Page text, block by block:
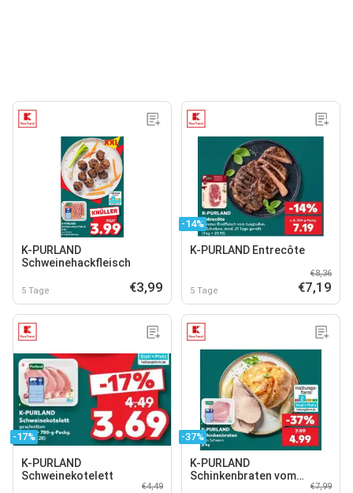
K-PURLAND
Schweinehackfleisch
5 Tage €3,99
-14%
K-PURLAND Entrecôte
5 Tage
€8,36
€7,19
-17%
K-PURLAND
Schweinekotelett
€4,49
-37%
K-PURLAND
Schinkenbraten vom
€7,99